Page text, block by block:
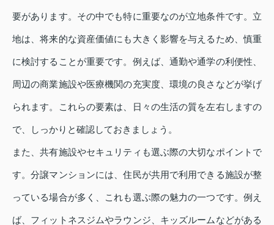
要があります。その中でも特に重要なのが立地条件です。立
地は、将来的な資産価値にも大きく影響を与えるため、慎重
に検討することが重要です。例えば、通勤や通学の利便性、
周辺の商業施設や医療機関の充実度、環境の良さなどが挙げ
られます。これらの要素は、日々の生活の質を左右しますの
で、しっかりと確認しておきましょう。
また、共有施設やセキュリティも選ぶ際の大切なポイントで
す。分譲マンションには、住民が共用で利用できる施設が整
っている場合が多く、これも選ぶ際の魅力の一つです。例え
ば、フィットネスジムやラウンジ、キッズルームなどがある